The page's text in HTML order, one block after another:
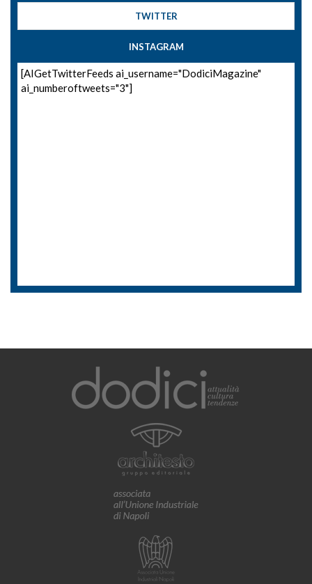
TWITTER
INSTAGRAM
[AIGetTwitterFeeds ai_username="DodiciMagazine"
ai_numberoftweets="3"]